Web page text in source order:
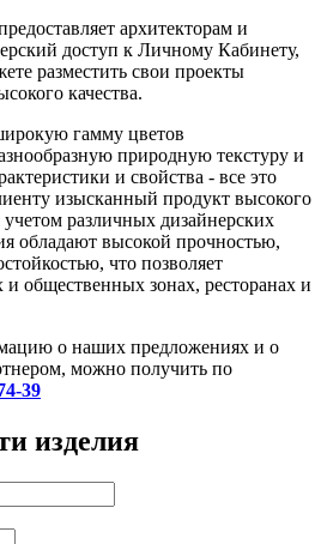
архитекторам и
доступ к Личному Кабинету,
разместить свои проекты
качества.
гамму цветов
природную текстуру и
и свойства - все это
изысканный продукт высокого
различных дизайнерских
обладают высокой прочностью,
что позволяет
общественных зонах, ресторанах и
о наших предложениях и о
можно получить по
39
изделия